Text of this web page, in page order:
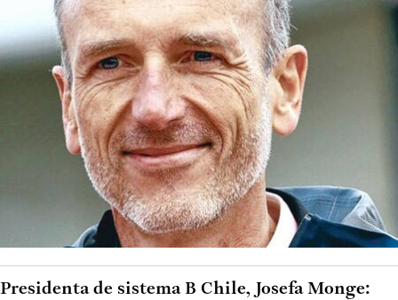
Presidenta de sistema B Chile, Josefa Monge: